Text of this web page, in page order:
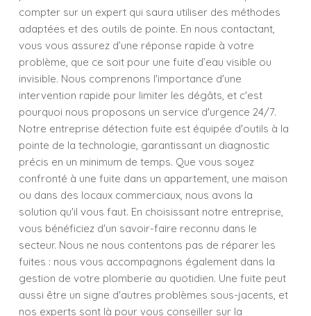
compter sur un expert qui saura utiliser des méthodes
adaptées et des outils de pointe. En nous contactant,
vous vous assurez d’une réponse rapide à votre
problème, que ce soit pour une fuite d’eau visible ou
invisible. Nous comprenons l'importance d'une
intervention rapide pour limiter les dégâts, et c'est
pourquoi nous proposons un service d'urgence 24/7.
Notre entreprise détection fuite est équipée d'outils à la
pointe de la technologie, garantissant un diagnostic
précis en un minimum de temps. Que vous soyez
confronté à une fuite dans un appartement, une maison
ou dans des locaux commerciaux, nous avons la
solution qu'il vous faut. En choisissant notre entreprise,
vous bénéficiez d'un savoir-faire reconnu dans le
secteur. Nous ne nous contentons pas de réparer les
fuites : nous vous accompagnons également dans la
gestion de votre plomberie au quotidien. Une fuite peut
aussi être un signe d'autres problèmes sous-jacents, et
nos experts sont là pour vous conseiller sur la